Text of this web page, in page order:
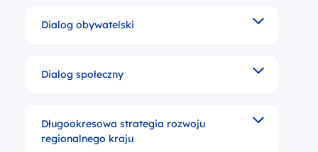
Dialog obywatelski
Formy kontaktu i współpracy pomiędzy sektorem
Dialog społeczny
Formy kontaktu i współpracy pomiędzy sektorem
Długookresowa strategia rozwoju
regionalnego kraju
dokument planistyczny określającym cele i